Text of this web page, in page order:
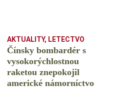
AKTUALITY, LETECTVO
Čínsky bombardér s
vysokorýchlostnou
raketou znepokojil
americké námorníctvo